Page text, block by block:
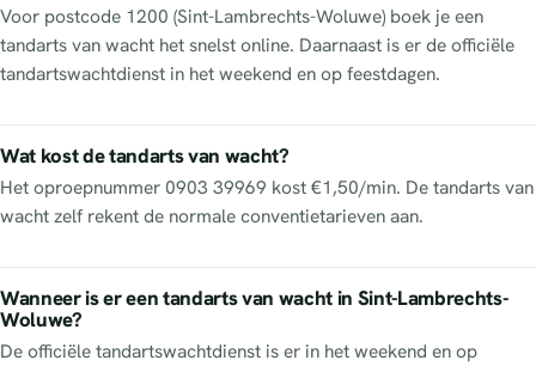
Voor postcode 1200 (Sint-Lambrechts-Woluwe) boek je een
tandarts van wacht het snelst online. Daarnaast is er de officiële
tandartswachtdienst in het weekend en op feestdagen.
Wat kost de tandarts van wacht?
Het oproepnummer 0903 39969 kost €1,50/min. De tandarts van
wacht zelf rekent de normale conventietarieven aan.
Wanneer is er een tandarts van wacht in Sint-Lambrechts-
Woluwe?
De officiële tandartswachtdienst is er in het weekend en op